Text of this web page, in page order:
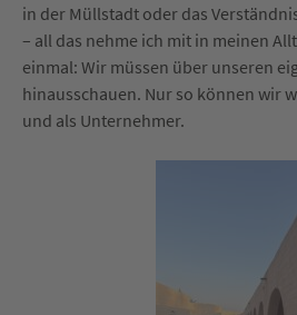
in der Müllstadt oder das
– all das nehme ich mit in meinen
einmal: Wir müssen über unseren
hinausschauen. Nur so können wir
und als Unternehmer.